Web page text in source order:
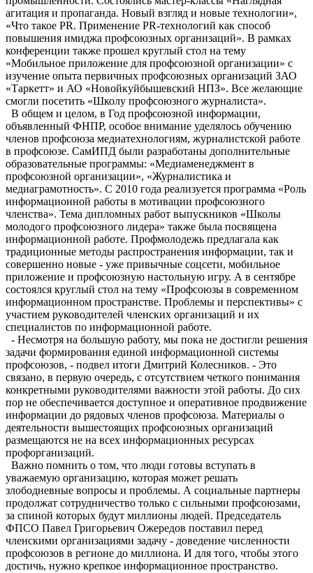
агитация и пропаганда. Новый взгляд и новые технологии»,
«Что такое PR. Применение PR-технологий как способ
повышения имиджа профсоюзных организаций». В рамках
конференции также прошел круглый стол на тему
«Мобильное приложение для профсоюзной организации» с
изучение опыта первичных профсоюзных организаций ЗАО
«Таркетт» и АО «Новойкуйбышевский НПЗ». Все желающие
смогли посетить «Школу профсоюзного журналиста».
В общем и целом, в Год профсоюзной информации,
объявленный ФНПР, особое внимание уделялось обучению
членов профсоюза медиатехнологиям, журналистской работе
в профсоюзе. СамИПД были разработаны дополнительные
образовательные программы: «Медиаменеджмент в
профсоюзной организации», «Журналистика и
медиаграмотность». С 2010 года реализуется программа «Роль
информационной работы в мотивации профсоюзного
членства». Тема дипломных работ выпускников «Школы
молодого профсоюзного лидера» также была посвящена
информационной работе. Профмолодежь предлагала как
традиционные методы распространения информации, так и
совершенно новые - уже привычные соцсети, мобильное
приложение и профсоюзную настольную игру. А в сентябре
состоялся круглый стол на тему «Профсоюзы в современном
информационном пространстве. Проблемы и перспективы» с
участием руководителей членских организаций и их
специалистов по информационной работе.
- Несмотря на большую работу, мы пока не достигли решения
задачи формирования единой информационной системы
профсоюзов, - подвел итоги Дмитрий Колесников. - Это
связано, в первую очередь, с отсутствием четкого понимания
конкретными руководителями важности этой работы. До сих
пор не обеспечивается доступное и оперативное продвижение
информации до рядовых членов профсоюза. Материалы о
деятельности вышестоящих профсоюзных организаций
размещаются не на всех информационных ресурсах
профорганизаций.
Важно помнить о том, что люди готовы вступать в
уважаемую организацию, которая может решать
злободневные вопросы и проблемы. А социальные партнеры
продолжат сотрудничество только с сильными профсоюзами,
за спиной которых будут миллионы людей. Председатель
ФПСО Павел Григорьевич Ожередов поставил перед
членскими организациями задачу - доведение численности
профсоюзов в регионе до миллиона. И для того, чтобы этого
достичь, нужно крепкое информационное пространство.